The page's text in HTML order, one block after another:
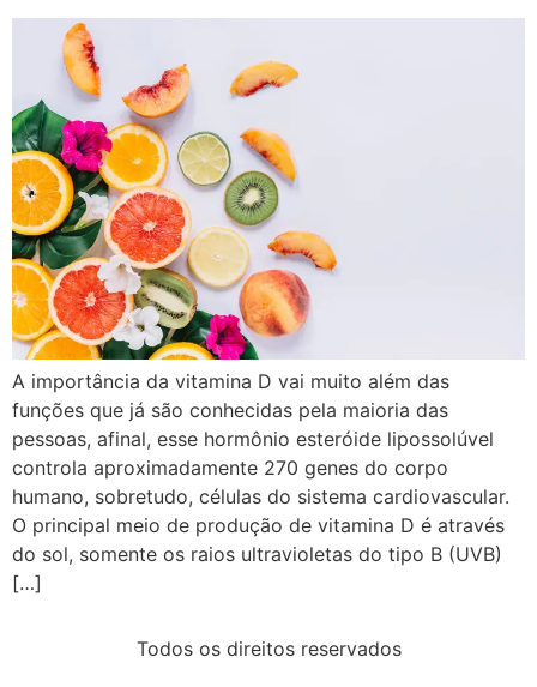
A importância da vitamina D vai muito além das
funções que já são conhecidas pela maioria das
pessoas, afinal, esse hormônio esteróide lipossolúvel
controla aproximadamente 270 genes do corpo
humano, sobretudo, células do sistema cardiovascular.
O principal meio de produção de vitamina D é através
do sol, somente os raios ultravioletas do tipo B (UVB)
[…]
Todos os direitos reservados